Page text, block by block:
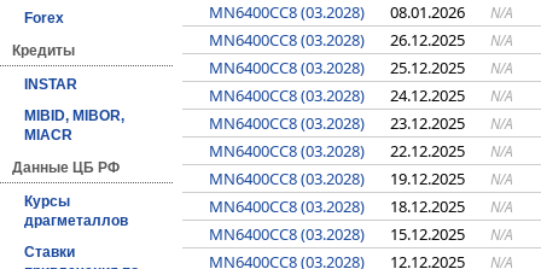
Forex
Кредиты
INSTAR
MIBID, MIBOR,
MIACR
Данные ЦБ РФ
Курсы
драгметаллов
Ставки
MN6400CC8 (03.2028)
08.01.2026 N/A
MN6400CC8 (03.2028) 26.12.2025 N/A
MN6400CC8 (03.2028) 25.12.2025 N/A
MN6400CC8 (03.2028) 24.12.2025 N/A
MN6400CC8 (03.2028) 23.12.2025 N/A
MN6400CC8 (03.2028) 22.12.2025 N/A
MN6400CC8 (03.2028) 19.12.2025 N/A
MN6400CC8 (03.2028) 18.12.2025 N/A
MN6400CC8 (03.2028) 15.12.2025 N/A
MN6400CC8 (03.2028) 12.12.2025 N/A